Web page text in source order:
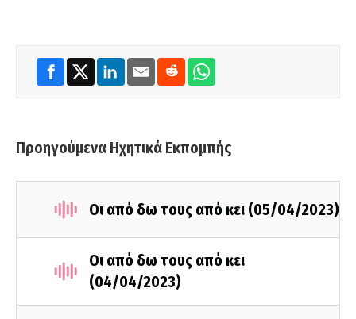
Προηγούμενα Ηχητικά Εκπομπής
Οι από δω τους από κει (05/04/2023)
Οι από δω τους από κει
(04/04/2023)